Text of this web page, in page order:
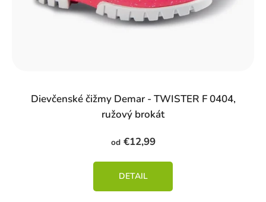
Dievčenské čižmy Demar - TWISTER F 0404,
ružový brokát
od€12,99
DETAIL